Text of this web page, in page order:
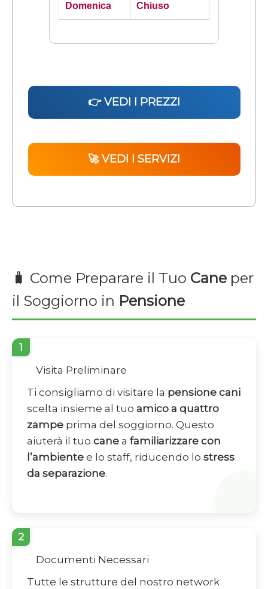
Domenica Chiuso
👉 VEDI I PREZZI
🚀 VEDI I SERVIZI
🧳 Come Preparare il Tuo Cane per
il Soggiorno in Pensione
1
Visita Preliminare
Ti consigliamo di visitare la pensione cani
scelta insieme al tuo amico a quattro
zampe prima del soggiorno. Questo
aiuterà il tuo cane a familiarizzare con
l’ambiente e lo staff, riducendo lo stress
da separazione.
2
Documenti Necessari
Tutte le strutture del nostro network